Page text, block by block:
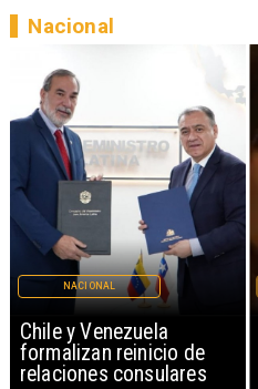
Chile y Venezuela
formalizan reinicio de
relaciones consulares
NACIONAL
Nacional